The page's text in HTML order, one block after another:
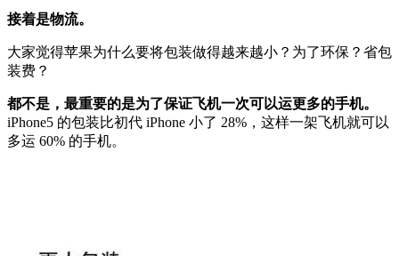
接着是物流。
大家觉得苹果为什么要将包装做得越来越小？为了环保？省包
装费？
都不是，最重要的是为了保证飞机一次可以运更多的手机。
iPhone5 的包装比初代 iPhone 小了 28%，这样一架飞机就可以
多运 60% 的手机。